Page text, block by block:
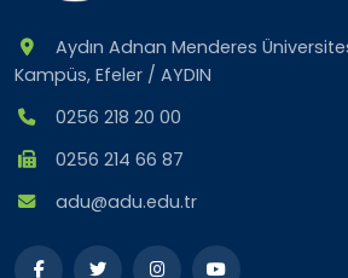
Aydın Adnan Menderes
Kampüs, Efeler / AYDIN
0256 218 20 00
0256 214 66 87
adu@adu.edu.tr